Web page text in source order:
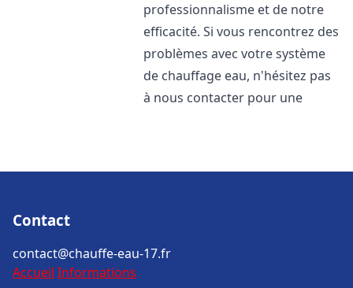
professionnalisme et de notre
efficacité. Si vous rencontrez des
problèmes avec votre système
de chauffage eau, n'hésitez pas
à nous contacter pour une
Contact
contact@chauffe-eau-17.fr
Accueil Informations